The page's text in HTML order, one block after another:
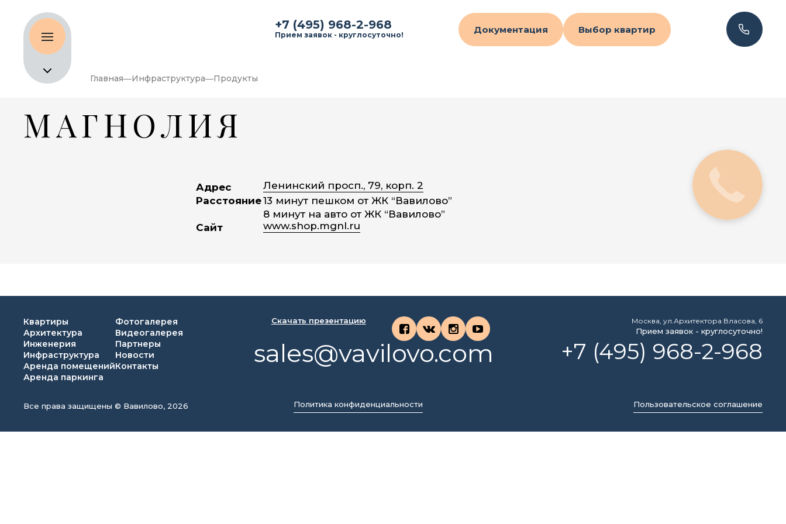
+7 (495) 968-2-968
Прием заявок - круглосуточно! Документация Выбор квартир
Главная Инфраструктура Продукты
МАГНОЛИЯ
Адрес
Ленинский просп., 79, корп. 2
Расстояние13 минут пешком от ЖК “Вавилово”
8 минут на авто от ЖК “Вавилово”
Сайт
www.shop.mgnl.ru
Квартиры
Архитектура
Инженерия
Инфраструктура
Аренда помещений
Аренда паркинга
Фотогалерея
Видеогалерея
Партнеры
Новости
Контакты
Скачать презентацию
sales@vavilovo.com
Москва, ул.Архитектора Власова, 6
Прием заявок - круглосуточно!
+7 (495) 968-2-968
Все права защищены © Вавилово, 2026 Политика конфиденциальности Пользовательское соглашение
Закажите
звонок